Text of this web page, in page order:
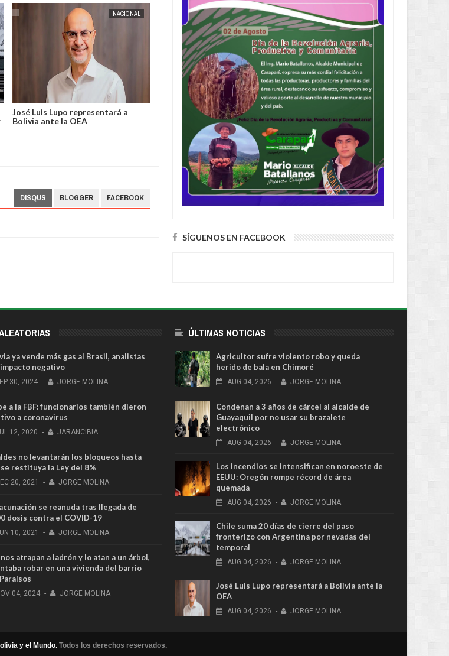
AUG 04, 2026
NACIONAL
José Luis Lupo representará a
Bolivia ante la OEA
NACIONAL
“No soy Diprove, no hagan el
ridículo”, dice Loza tras denuncia
de que se transportó en un auto
DISQUS BLOGGER FACEBOOK
SÍGUENOS EN FACEBOOK
ya vende más gas al Brasil, analistas
negativo
30, 2024 - JORGE MOLINA
a la FBF: funcionarios también dieron
a coronavirus
12, 2020 - JARANCIBIA
no levantarán los bloqueos hasta
restituya la Ley del 8%
20, 2021 - JORGE MOLINA
se reanuda tras llegada de
dosis contra el COVID-19
10, 2021 - JORGE MOLINA
atrapan a ladrón y lo atan a un árbol,
robar en una vivienda del barrio
04, 2024 - JORGE MOLINA
ÚLTIMAS NOTICIAS
Agricultor sufre violento robo y queda
herido de bala en Chimoré
AUG 04, 2026 - JORGE MOLINA
Condenan a 3 años de cárcel al alcalde de
Guayaquil por no usar su brazalete
electrónico
AUG 04, 2026 - JORGE MOLINA
Los incendios se intensifican en noroeste de
EEUU: Oregón rompe récord de área
quemada
AUG 04, 2026 - JORGE MOLINA
Chile suma 20 días de cierre del paso
fronterizo con Argentina por nevadas del
temporal
AUG 04, 2026 - JORGE MOLINA
José Luis Lupo representará a Bolivia ante la
OEA
AUG 04, 2026 - JORGE MOLINA
y el Mundo. Todos los derechos reservados.